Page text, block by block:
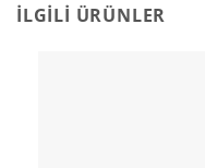
İLGILI ÜRÜNLER